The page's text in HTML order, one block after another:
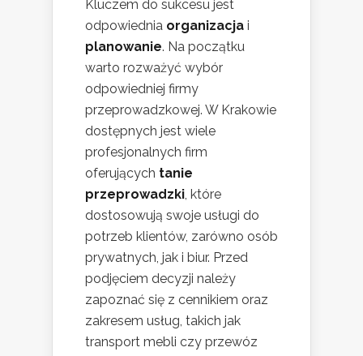
Kluczem do sukcesu jest
odpowiednia organizacja i
planowanie. Na początku
warto rozważyć wybór
odpowiedniej firmy
przeprowadzkowej. W Krakowie
dostępnych jest wiele
profesjonalnych firm
oferujących tanie
przeprowadzki , które
dostosowują swoje usługi do
potrzeb klientów, zarówno osób
prywatnych, jak i biur. Przed
podjęciem decyzji należy
zapoznać się z cennikiem oraz
zakresem usług, takich jak
transport mebli czy przewóz